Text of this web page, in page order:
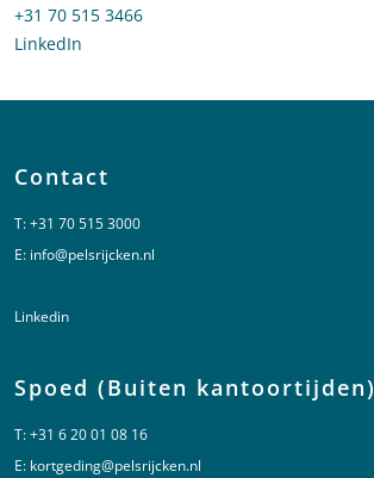
Bel naar Lianne Barnhoorn
+31 70 515 3466
LinkedIn
Contact
T:+31 70 515 3000
E: info@pelsrijcken.nl
Linkedin
Spoed (Buiten kantoortijden)
T:+31 6 20 01 08 16
E: kortgeding@pelsrijcken.nl